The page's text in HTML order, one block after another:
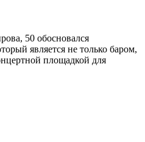
50 обосновался
является не только баром,
площадкой для